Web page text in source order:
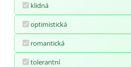
klidná
optimistická
romantická
tolerantní